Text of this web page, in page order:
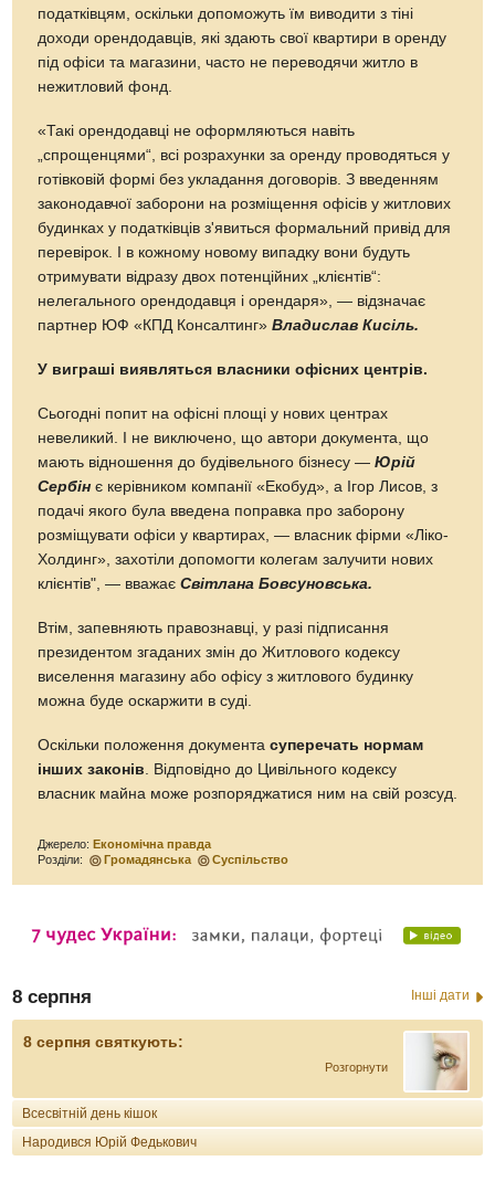
податківцям, оскільки допоможуть їм виводити з тіні
доходи орендодавців, які здають свої квартири в оренду
під офіси та магазини, часто не переводячи житло в
нежитловий фонд.
«Такі орендодавці не оформляються навіть
„спрощенцями“, всі розрахунки за оренду проводяться у
готівковій формі без укладання договорів. З введенням
законодавчої заборони на розміщення офісів у житлових
будинках у податківців з'явиться формальний привід для
перевірок. І в кожному новому випадку вони будуть
отримувати відразу двох потенційних „клієнтів“:
нелегального орендодавця і орендаря», — відзначає
партнер ЮФ «КПД Консалтинг»Владислав Кисіль.
У виграші виявляться власники офісних центрів.
Сьогодні попит на офісні площі у нових центрах
невеликий. І не виключено, що автори документа, що
мають відношення до будівельного бізнесу —Юрій
Сербін є керівником компанії «Екобуд», а Ігор Лисов, з
подачі якого була введена поправка про заборону
розміщувати офіси у квартирах, — власник фірми «Ліко-
Холдинг», захотіли допомогти колегам залучити нових
клієнтів", — вважаєСвітлана Бовсуновська.
Втім, запевняють правознавці, у разі підписання
президентом згаданих змін до Житлового кодексу
виселення магазину або офісу з житлового будинку
можна буде оскаржити в суді.
Оскільки положення документасуперечать нормам
інших законів. Відповідно до Цивільного кодексу
власник майна може розпоряджатися ним на свій розсуд.
Джерело:Економічна правда
Розділи:
Громадянська Суспільство
8 серпня Інші дати
8 серпня святкують:
Розгорнути
Всесвітній день кішок
Народився Юрій Федькович